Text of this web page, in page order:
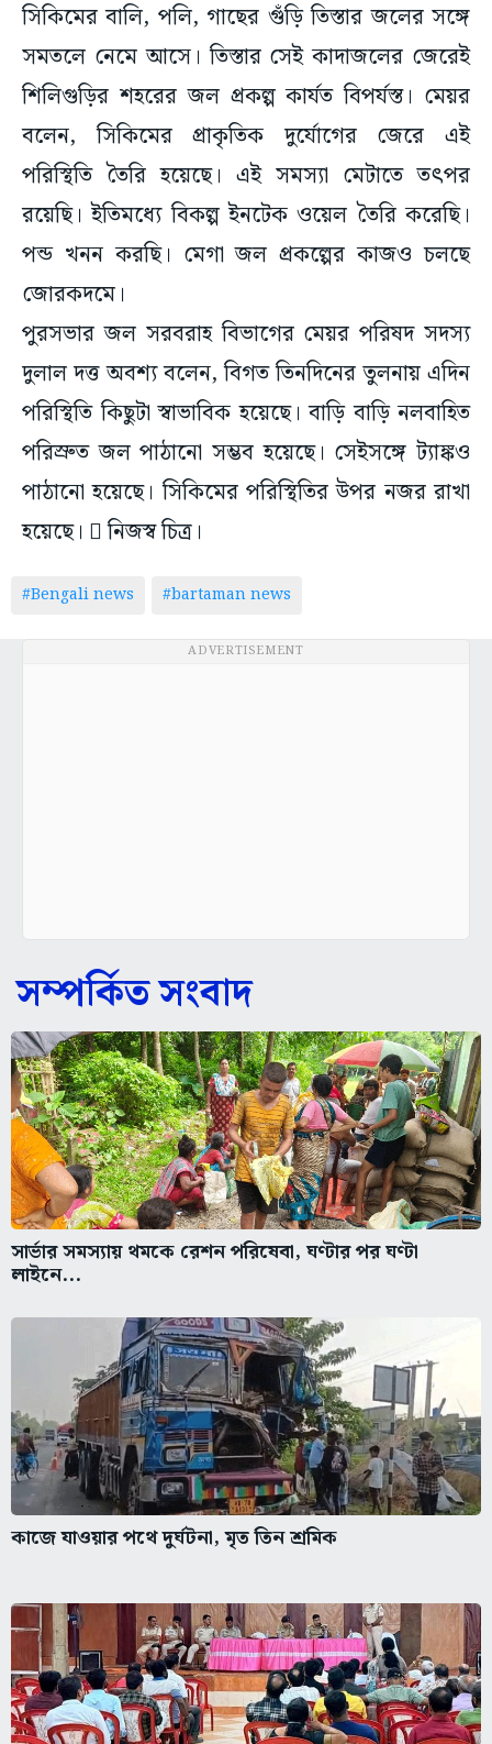
সিকিমের বালি, পলি, গাছের গুঁড়ি তিস্তার জলের সঙ্গে
সমতলে নেমে আসে। তিস্তার সেই কাদাজলের জেরেই
শিলিগুড়ির শহরের জল প্রকল্প কার্যত বিপর্যস্ত। মেয়র
বলেন, সিকিমের প্রাকৃতিক দুর্যোগের জেরে এই
পরিস্থিতি তৈরি হয়েছে। এই সমস্যা মেটাতে তৎপর
রয়েছি। ইতিমধ্যে বিকল্প ইনটেক ওয়েল তৈরি করেছি।
পন্ড খনন করছি। মেগা জল প্রকল্পের কাজও চলছে
জোরকদমে।
পুরসভার জল সরবরাহ বিভাগের মেয়র পরিষদ সদস্য
দুলাল দত্ত অবশ্য বলেন, বিগত তিনদিনের তুলনায় এদিন
পরিস্থিতি কিছুটা স্বাভাবিক হয়েছে। বাড়ি বাড়ি নলবাহিত
পরিস্রুত জল পাঠানো সম্ভব হয়েছে। সেইসঙ্গে ট্যাঙ্কও
পাঠানো হয়েছে। সিকিমের পরিস্থিতির উপর নজর রাখা
হয়েছে।  নিজস্ব চিত্র।
#Bengali news #bartaman news
ADVERTISEMENT
সম্পর্কিত সংবাদ
সার্ভার সমস্যায় থমকে রেশন পরিষেবা, ঘণ্টার পর ঘণ্টা
লাইনে...
কাজে যাওয়ার পথে দুর্ঘটনা, মৃত তিন শ্রমিক